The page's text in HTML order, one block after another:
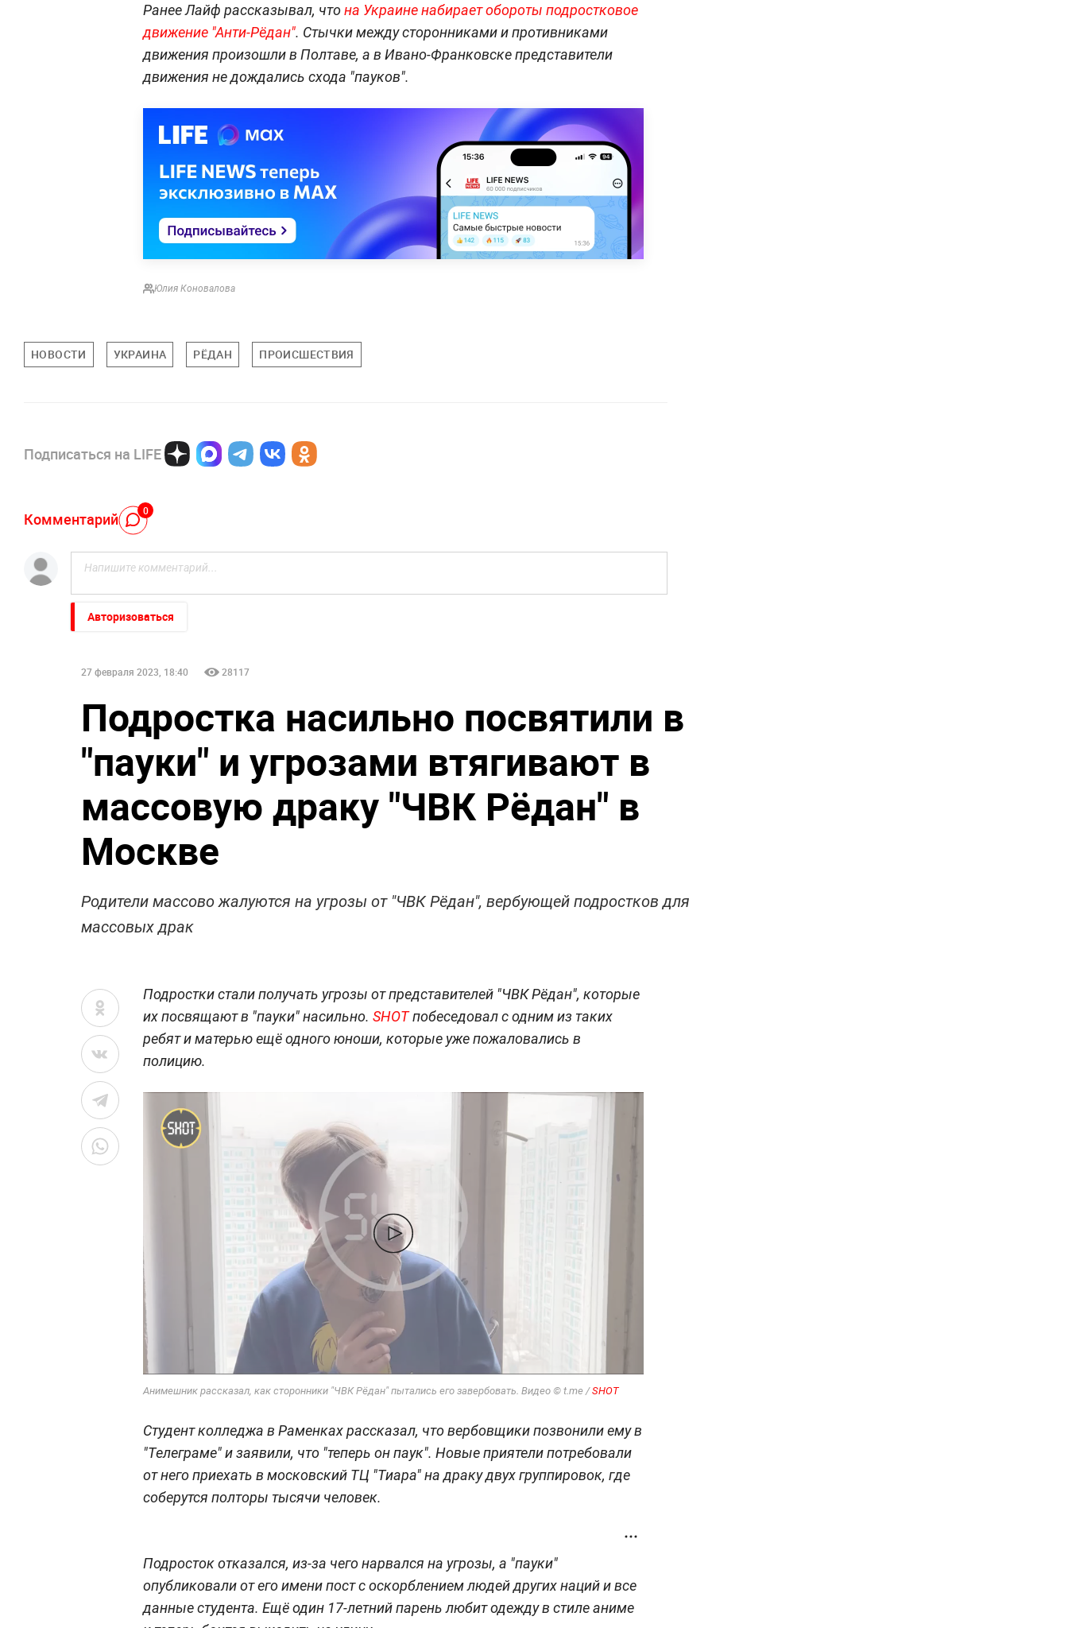
Ранее Лайф рассказывал, чтона Украине набирает обороты подростковое
движение "Анти-Рёдан". Стычки между сторонниками и противниками
движения произошли в Полтаве, а в Ивано-Франковске представители
движения не дождались схода "пауков".
Юлия Коновалова
НОВОСТИ УКРАИНА РЁДАН ПРОИСШЕСТВИЯ
Подписаться на LIFE
Комментарий 0
Авторизоваться
27 февраля 2023, 18:40 28117
Подростка насильно посвятили в
"пауки" и угрозами втягивают в
массовую драку "ЧВК Рёдан" в
Москве
Родители массово жалуются на угрозы от "ЧВК Рёдан", вербующей подростков для
массовых драк
Подростки стали получать угрозы от представителей "ЧВК Рёдан", которые
их посвящают в "пауки" насильно. SHOTпобеседовал с одним из таких
ребят и матерью ещё одного юноши, которые уже пожаловались в
полицию.
Анимешник рассказал, как сторонники "ЧВК Рёдан" пытались его завербовать. Видео © t.me /SHOT
Студент колледжа в Раменках рассказал, что вербовщики позвонили ему в
"Телеграме" и заявили, что "теперь он паук". Новые приятели потребовали
от него приехать в московский ТЦ "Тиара" на драку двух группировок, где
соберутся полторы тысячи человек.
Подросток отказался, из-за чего нарвался на угрозы, а "пауки"
опубликовали от его имени пост с оскорблением людей других наций и все
данные студента. Ещё один 17-летний парень любит одежду в стиле аниме